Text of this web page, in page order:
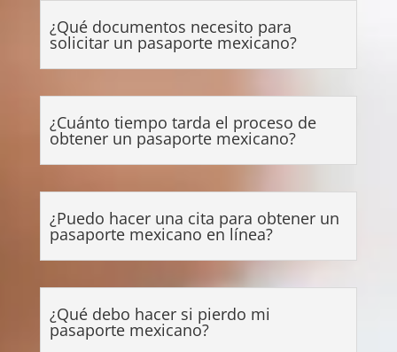
¿Qué documentos necesito para
solicitar un pasaporte mexicano?
¿Cuánto tiempo tarda el proceso de
obtener un pasaporte mexicano?
¿Puedo hacer una cita para obtener un
pasaporte mexicano en línea?
¿Qué debo hacer si pierdo mi
pasaporte mexicano?